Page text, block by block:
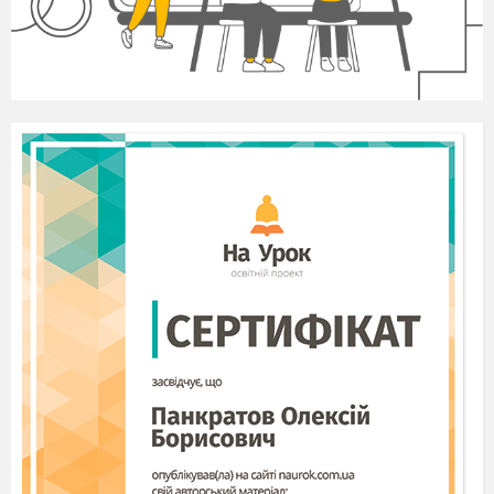
призначити вчитель.)
Для здійснення проектної діяльності за нашою темою
хідно дотримуватися таких етапів:
обговорення його призначення й нових елементів,
які застосовуватимуться;
підготовка ескізу інтер'єру об'єкта та предметів,
які міс
титимуться в ньому;
створення макета інтер'єру;
захист проекту;
корекція і втілення проекту.
Сьогодні ми виконаємо чотири етапи. Якщо ви
пам'ятаєте, одна з умов виконання проекту
використання елементів при
роди. Як ви думаєте, чому це
настільки актуально сьогодні?
століття дуже стрімке.
А так хочеться іноді посидіти на березі моря або біля
водоспаду, чи прогулятися лісовою галявиною, серед
польових квітів, вдивляючись у тихий простір. Тому біль
шість дизайнерів звертають свою увагу до природи і
переносять деякі її елементи всередину приміщення.